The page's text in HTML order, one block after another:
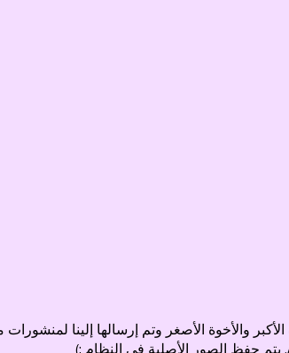
والأخوة الأصغر وتم إرسالها إلينا